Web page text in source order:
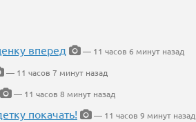
вперед
— 11 часов 6 минут назад
— 11 часов 7 минут назад
— 11 часов 8 минут назад
покачать!
— 11 часов 9 минут назад